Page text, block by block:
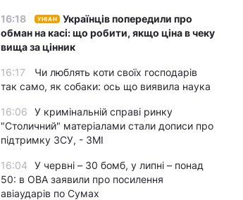
16:18 УНІАН
Українців попередили про
обман на касі: що робити, якщо ціна в чеку
вища за цінник
16:17
Чи люблять коти своїх господарів
так само, як собаки: ось що виявила наука
16:06
У кримінальній справі ринку
"Столичний" матеріалами стали дописи про
підтримку ЗСУ, - ЗМІ
16:04
У червні – 30 бомб, у липні – понад
50: в ОВА заявили про посилення
авіаударів по Сумах